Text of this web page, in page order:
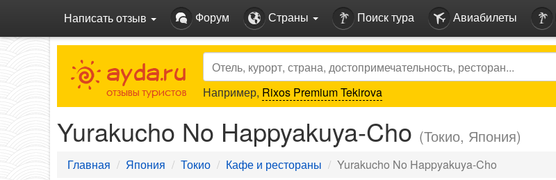
Написать отзыв Форум Страны Поиск тура Авиабилеты
Search
Например, Rixos Premium Tekirova
Yurakucho No Happyakuya-Cho (Токио, Япония)
Главная Япония Токио Кафе и рестораны Yurakucho No Happyakuya-Cho